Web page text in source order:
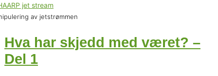
av jetstrømmen
Hva har skjedd med været? –
Del 1